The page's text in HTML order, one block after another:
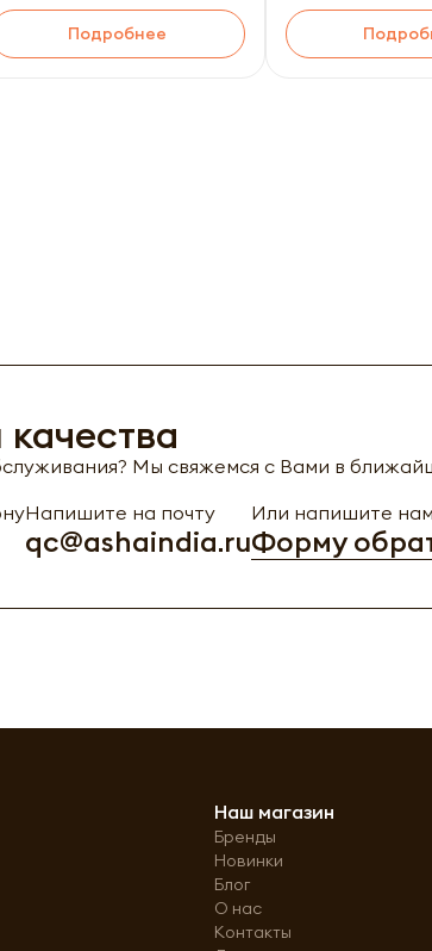
Подробнее
Мы свяжемся с Вами в
Напишите на почту
qc@ashaindia.ru
Или напишите
Форму
Наш магазин
Бренды
Новинки
Блог
О нас
Контакты